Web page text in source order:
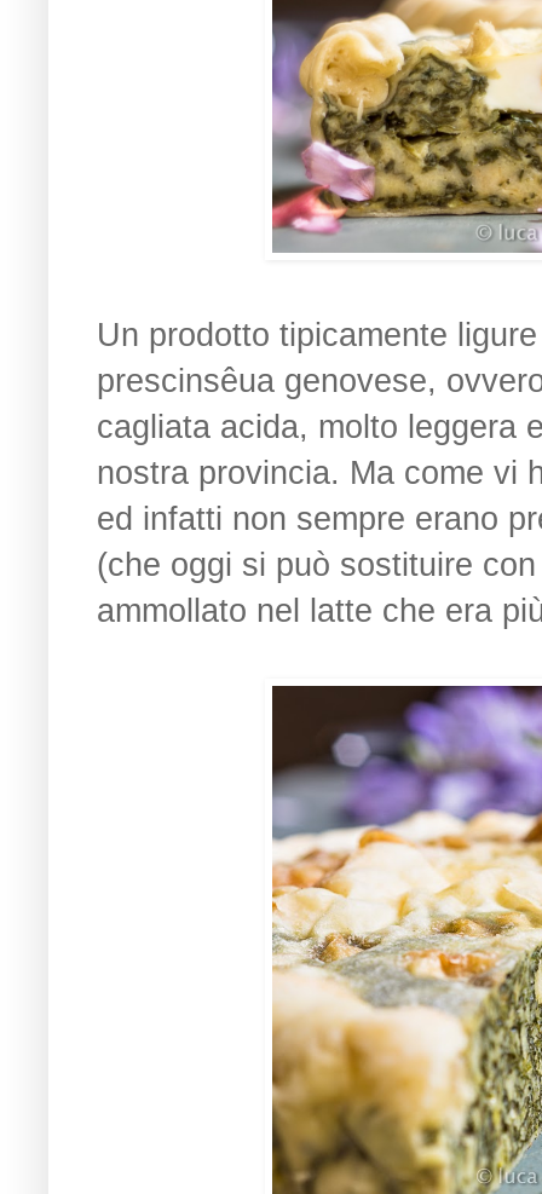
Un prodotto tipicamente
prescinsêua genovese,
cagliata acida, molto leggera
nostra provincia. Ma come vi
ed infatti non sempre erano
(che oggi si può sostituire
ammollato nel latte che era